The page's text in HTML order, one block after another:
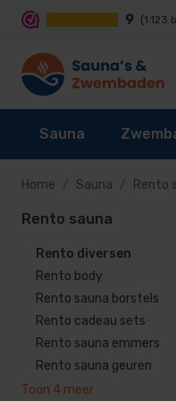
9 (1.123
Sauna
Sauna's
Sauna besturing
Accessoires
Onderdelen
Zwembad reiniging
Zwembad bekleding
Waterbehandeling
Zwembad
Infrarood sauna
Infrarood sauna
Onderdelen
Stoomgenerator
Stoomgeuren
Home Sauna Rento
Rento sauna
Rento diversen
Rento body
Rento sauna borstels
Rento cadeau sets
Rento sauna emmers
Rento sauna geuren
Toon 4 meer